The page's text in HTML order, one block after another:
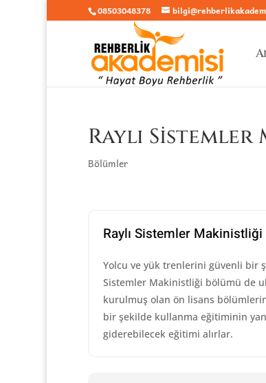
08503048378
Raylı
Bölümler
Raylı Sistemler
Yolcu ve yük trenlerini güvenli bir
Sistemler Makinistliği bölümü de
kurulmuş olan ön lisans
bir şekilde kullanma eğitiminin
giderebilecek eğitimi alırlar.